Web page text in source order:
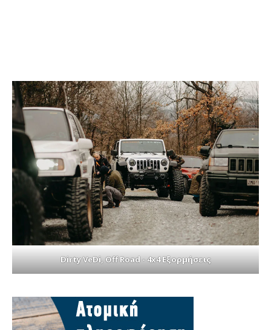
Dirty VeDi, Off Road - 4x4 Εξορμήσεις